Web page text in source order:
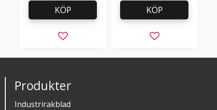
Lägg till i favoriter
KÖP
Lägg till i
KÖP
Produkter
Industrirakblad